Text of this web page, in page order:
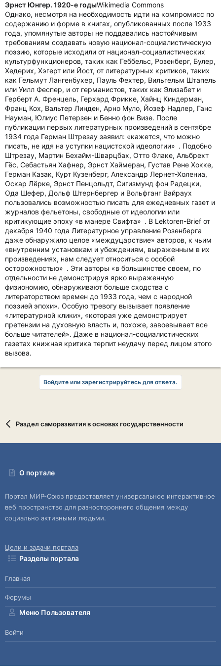
Эрнст Юнгер. 1920-е годыWikimedia Commons
Однако, несмотря на необходимость идти на компромисс по
содержанию и форме в книгах, опубликованных после 1933
года, упомянутые авторы не поддавались настойчивым
требованиям создавать новую национал-социалистическую
поэзию, которые исходили от национал-социалистических
культурфункционеров, таких как Геббельс, Розенберг, Булер,
Хедерих, Хэгерт или Йост, от литературных критиков, таких
как Гельмут Лангенбухер, Пауль Фехтер, Вильгельм Штапель
или Уилл Феспер, и от германистов, таких как Элизабет и
Герберт А. Френцель, Герхард Фрикке, Хайнц Киндерман,
Франц Кох, Вальтер Линден, Арно Муло, Йозеф Надлер, Ганс
Науман, Юлиус Петерзен и Бенно фон Визе. После
публикации первых литературных произведений в сентябре
1934 года Герман Штрезау заявил: «кажется, что можно
писать, не идя на уступки нацистской идеологии» . Подобно
Штрезау, Мартин Бехайм-Шварцбах, Отто Флаке, Альбрехт
Гёс, Себастьян Хафнер, Эрнст Хаймеран, Густав Рене Хокке,
Герман Казак, Курт Кузенберг, Александр Лернет-Холениа,
Оскар Лёрке, Эрнст Пенцольдт, Сигизмунд фон Радецки,
Ода Шефер, Дольф Штернбергер и Вольфганг Вайраух
пользовались возможностью писать для ежедневных газет и
журналов фельетоны, свободные от идеологии или
критикующие эпоху «в манере Свифта» . В Lektoren-Brief от
декабря 1940 года Литературное управление Розенберга
даже обнаружило целое «междуцарствие» авторов, к чьим
«внутренним установкам и убеждениям, выраженным в их
произведениях, нам следует относиться с особой
осторожностью» . Эти авторы «в большинстве своем, по
отдельности не демонстрируя ярко выраженную
физиономию, обнаруживают больше сходства с
литераторством времен до 1933 года, чем с народной
поэзией эпохи». Особую тревогу вызывает появление
«литературной клики», «которая уже демонстрирует
претензии на духовную власть и, похоже, завоевывает все
больше читателей». Даже в национал-социалистических
газетах книжная критика терпит неудачу перед лицом этого
вызова.
Войдите или зарегистрируйтесь для ответа.
Раздел саморазвития в основах государственности
О портале
Портал МИР-Союз предоставляет универсальное интерактивное
веб пространство для разностороннего общения между
социально активными людьми.
Цели и задачи портала
Разделы портала
Главная
Форумы
Меню Пользователя
Войти